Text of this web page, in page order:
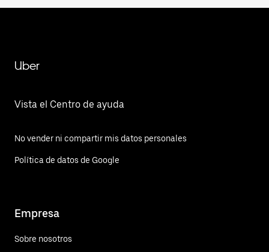
Uber
Vista el Centro de ayuda
No vender ni compartir mis datos personales
Política de datos de Google
Empresa
Sobre nosotros